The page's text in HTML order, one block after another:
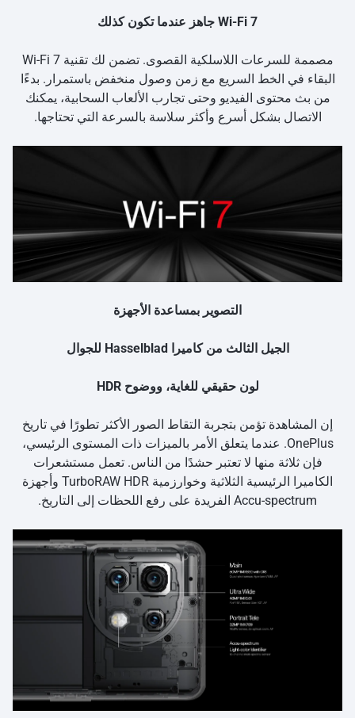
Wi-Fi 7 جاهز عندما تكون كذلك
مصممة للسرعات اللاسلكية القصوى. تضمن لك تقنية Wi-Fi 7
البقاء في الخط السريع مع زمن وصول منخفض باستمرار. بدءًا
من بث محتوى الفيديو وحتى تجارب الألعاب السحابية، يمكنك
الاتصال بشكل أسرع وأكثر سلاسة بالسرعة التي تحتاجها.
التصوير بمساعدة الأجهزة
الجيل الثالث من كاميرا Hasselblad للجوال
لون حقيقي للغاية، ووضوح HDR
إن المشاهدة تؤمن بتجربة التقاط الصور الأكثر تطورًا في تاريخ
OnePlus. عندما يتعلق الأمر بالميزات ذات المستوى الرئيسي،
فإن ثلاثة منها لا تعتبر حشدًا من الناس. تعمل مستشعرات
الكاميرا الرئيسية الثلاثية وخوارزمية TurboRAW HDR وأجهزة
Accu-spectrum الفريدة على رفع اللحظات إلى التاريخ.